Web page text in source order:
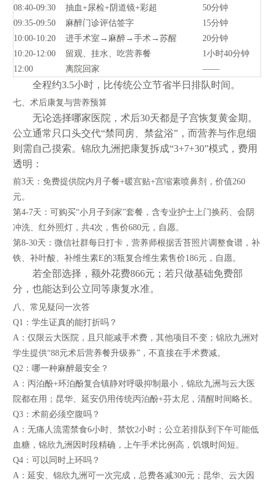
08:40-09:30
抽血+尿检+阴道镜+彩超
50分钟
09:35-09:50
麻醉门诊评估签字
15分钟
10:00-10:20
进手术室→麻醉→手术→苏醒
20分钟
10:20-12:00
留观、挂水、吃营养餐
1小时40分钟
12:00
离院回家 ——
全程约3.5小时，比传统公立节省半日排队时间。
七、术后康复与营养预算
无论选择哪家医院，术后30天都是子宫恢复黄金期。
公立通常只口头交代“禁同房、禁盆浴”，而营养与作息细
则需自己摸索。锦欣九洲把康复拆成“3+7+30”模式，费用
透明：
前3天：免费提供院内月子餐+暖宫贴+宫缩素喷鼻剂，价值260
元。
第4-7天：可购买“小月子到家”套餐，含专业护士上门换药、会阴
冲洗、红外照灯，共4次，售价680元，自愿。
第8-30天：微信社群每日打卡，营养师根据舌苔照片调整食谱，补
铁、补叶酸、补维生素E的3瓶复合维生素售价186元，自愿。
若全部选择，额外花费866元；若只做基础免费部
分，也能达到公立同等康复水准。
八、常见疑问一次答
Q1：学生证真的能打折吗？
A：仅限云大医院，且只能减手术费，其他项目不变；锦欣九洲对
学生提供“88元术后营养餐升级券”，不直接在手术费减。
Q2：哪一种麻醉最安全？
A：丙泊酚+环泊酚复合镇静对呼吸抑制最小，锦欣九洲与云大医
院都在用；昆华、延安仍用传统丙泊酚+芬太尼，清醒时间略长。
Q3：术前必须空腹吗？
A：无痛人流需禁食6小时、禁饮2小时；公立若排队到下午可能低
血糖，锦欣九洲因时段精确，上午手术比例高，饥饿时间短。
Q4：可以同时上环吗？
A：延安、锦欣九洲可一次完成，总费各减300元；昆华、云大因